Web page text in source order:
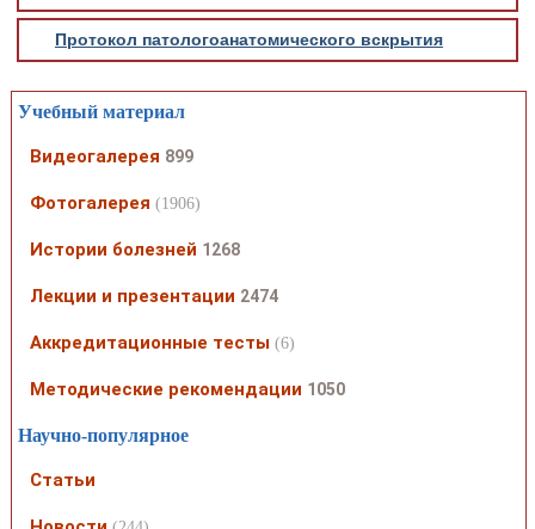
Протокол патологоанатомического вскрытия
Учебный материал
Видеогалерея 899
Фотогалерея (1906)
Истории болезней 1268
Лекции и презентации 2474
Аккредитационные тесты (6)
Методические рекомендации 1050
Научно-популярное
Статьи